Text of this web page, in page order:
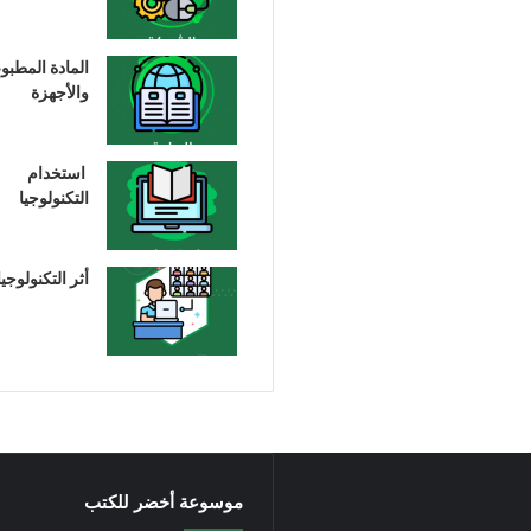
المادة
والأجهزة
استخدام
التكنولوجيا
أثر
موسوعة أخضر للكتب